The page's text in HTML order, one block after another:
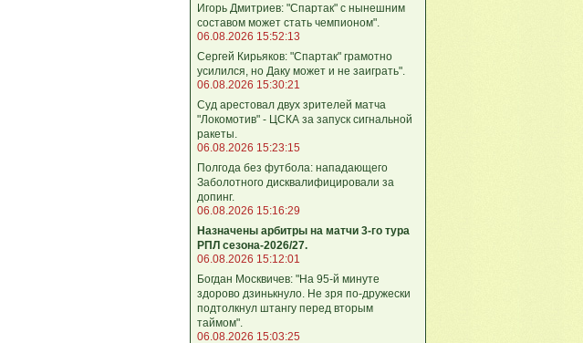
Игорь Дмитриев: "Спартак" с нынешним
составом может стать чемпионом".
06.08.2026 15:52:13
Сергей Кирьяков: "Спартак" грамотно
усилился, но Даку может и не заиграть".
06.08.2026 15:30:21
Суд арестовал двух зрителей матча
"Локомотив" - ЦСКА за запуск сигнальной
ракеты.
06.08.2026 15:23:15
Полгода без футбола: нападающего
Заболотного дисквалифицировали за
допинг.
06.08.2026 15:16:29
Назначены арбитры на матчи 3-го тура
РПЛ сезона-2026/27.
06.08.2026 15:12:01
Богдан Москвичев: "На 95‑й минуте
здорово дзинькнуло. Не зря по‑дружески
подтолкнул штангу перед вторым
таймом".
06.08.2026 15:03:25